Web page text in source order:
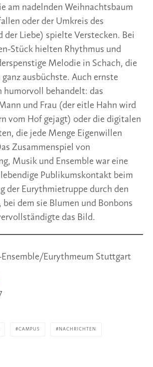
am nadelnden Weihnachtsbaum
oder der Umkreis des
der Liebe) spielte Verstecken. Bei
Stück hielten Rhythmus und
Melodie in Schach, die
ausbüchste. Auch ernste
humorvoll behandelt: das
und Frau (der eitle Hahn wird
vom Hof gejagt) oder die digitalen
die jede Menge Eigenwillen
Zusammenspiel von
Musik und Ensemble war eine
Publikumskontakt beim
der Eurythmietruppe durch den
dem sie Blumen und Bonbons
das Bild.
Eurythmeum Stuttgart
CAMPUS NACHRICHTEN